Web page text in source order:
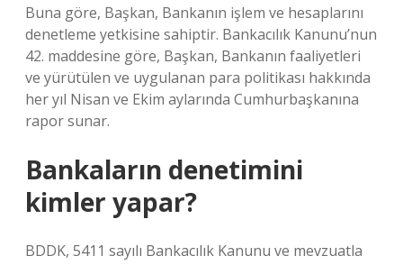
Buna göre, Başkan, Bankanın işlem ve hesaplarını
denetleme yetkisine sahiptir. Bankacılık Kanunu’nun
42. maddesine göre, Başkan, Bankanın faaliyetleri
ve yürütülen ve uygulanan para politikası hakkında
her yıl Nisan ve Ekim aylarında Cumhurbaşkanına
rapor sunar.
Bankaların denetimini
kimler yapar?
BDDK, 5411 sayılı Bankacılık Kanunu ve mevzuatla